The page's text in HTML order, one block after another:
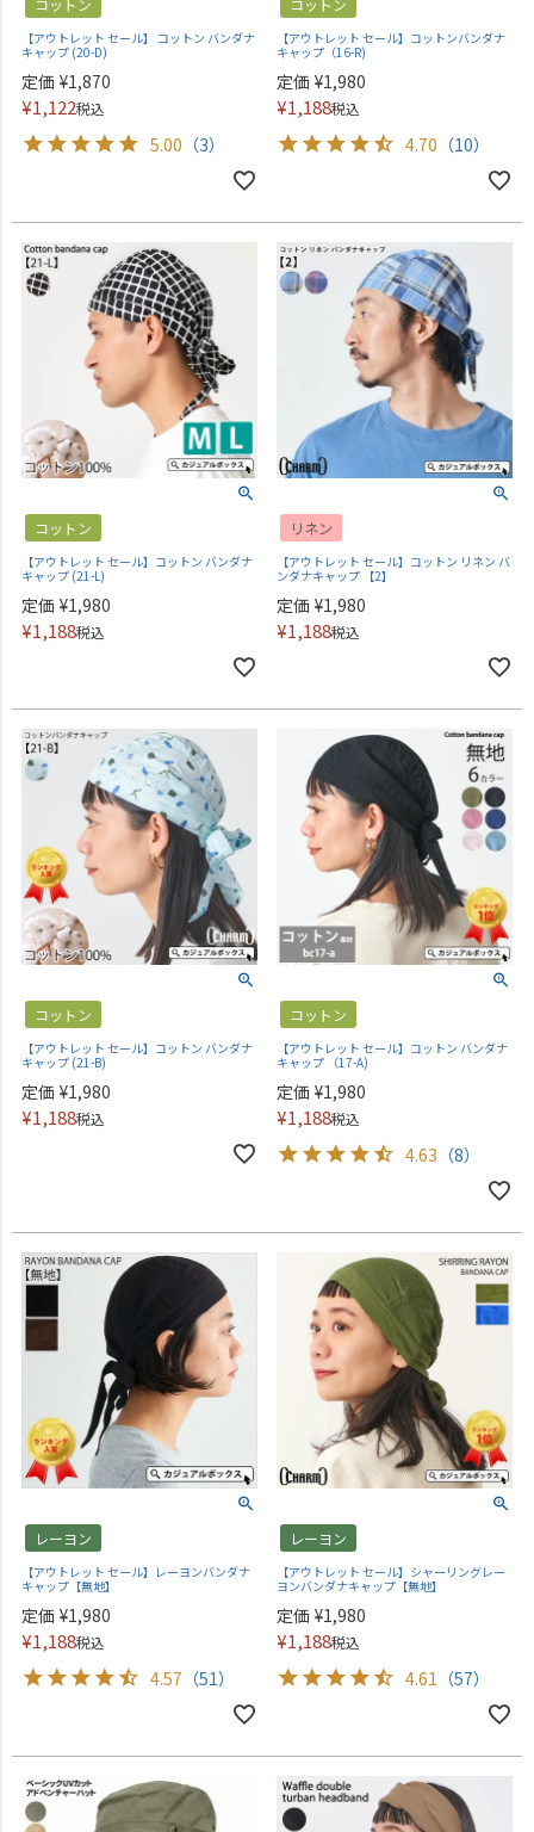
コットン
【アウトレット セール】 コットン バンダナ
キャップ (20-D)
定価 ¥1,870
¥1,122税込
5.00 （3）
コットン
【アウトレット セール】コットンバンダナ
キャップ（16-R)
定価 ¥1,980
¥1,188税込
4.70 （10）
コットン
【アウトレット セール】コットン バンダナ
キャップ (21-L)
定価 ¥1,980
¥1,188税込
リネン
【アウトレット セール】コットン リネン バ
ンダナキャップ 【2】
定価 ¥1,980
¥1,188税込
コットン
【アウトレット セール】コットン バンダナ
キャップ (21-B)
定価 ¥1,980
¥1,188税込
コットン
【アウトレット セール】コットン バンダナ
キャップ （17-A)
定価 ¥1,980
¥1,188税込
4.63 （8）
レーヨン
【アウトレット セール】レーヨンバンダナ
キャップ【無地】
定価 ¥1,980
¥1,188税込
4.57 （51）
レーヨン
【アウトレット セール】シャーリングレー
ヨンバンダナキャップ【無地】
定価 ¥1,980
¥1,188税込
4.61 （57）